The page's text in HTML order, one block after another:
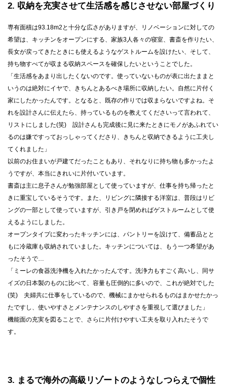
2 収納を充実させて生活感を感じさせない部屋づくり
専有面積は93.18m2と十分な広さがありますが、リノベーションに対しての
希望は、キッチンをオープンにする、家族3人各々の寝室、書斎を作りたい、
長女が戻ってきたときにも使えるようなゲストルームを設けたい、そして、
持ち物すべてが収まる収納スペースを確保したいということでした。
「生活感をあまり出したくないのです。使っていないものが表に出たままと
いうのは絶対にイヤで、きちんとあるべき場所に収納したい。自然に片付く
家にしたかったんです。となると、既存の作りでは収まらないですよね。そ
れを設計さんに伝えたら、持っているものを教えてくださいって言われて、
リストにしました(笑) 設計さんも完成後に見に来たときにモノがあふれてい
るのは嫌ですっておっしゃってくださり、きちんと収納できるように工夫し
てくれました」
以前のお住まいが戸建てだったこともあり、それなりに持ち物も多かったよ
うですが、本当にきれいに片付いています。
書斎は主に息子さんが勉強部屋として使っていますが、仕事を持ち帰ったと
きに重宝しているそうです。また、リビングに隣接する洋室は、普段はリビ
ングの一部として使っていますが、引き戸を閉めればゲストルームとして使
えるようにしました。
オープンタイプに変わったキッチンには、パントリーを設けて、備蓄品とと
もに冷蔵庫も収納されていました。キッチンについては、もう一つ希望があ
ったそうで…
「ミーレの食器洗浄機を入れたかったんです。洗浄力もすごく高いし、同サ
イズの日本製のものに比べて、容量も圧倒的に多いので、これが絶対でした
(笑) 夫婦共に仕事をしているので、機械にまかせられるものはまかせたかっ
たですし、使いやすさとメンテナンスのしやすさを重視して選びました」
機能面の充実を図ることで、さらに片付けやすい工夫を取り入れたそうで
す。
3
まるで海外の高級リゾートのようなしつらえで個性